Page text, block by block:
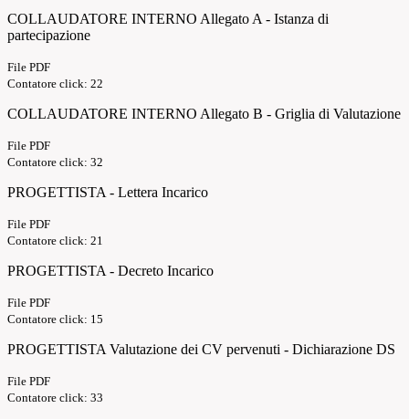
COLLAUDATORE INTERNO Allegato A - Istanza di
partecipazione
File PDF
Contatore click: 22
COLLAUDATORE INTERNO Allegato B - Griglia di Valutazione
File PDF
Contatore click: 32
PROGETTISTA - Lettera Incarico
File PDF
Contatore click: 21
PROGETTISTA - Decreto Incarico
File PDF
Contatore click: 15
PROGETTISTA Valutazione dei CV pervenuti - Dichiarazione DS
File PDF
Contatore click: 33